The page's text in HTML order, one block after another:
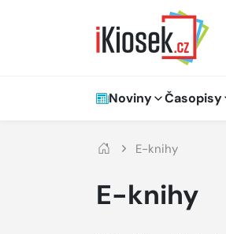
Hlavní navigace
Noviny Časopisy
E-knihy
E-knihy